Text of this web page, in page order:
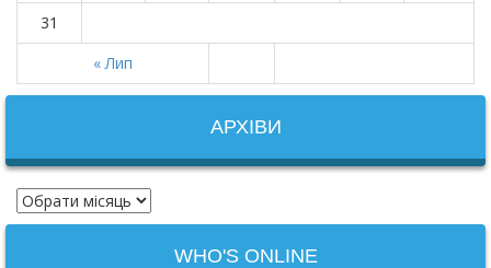
« Лип
31
АРХІВИ
WHO'S ONLINE